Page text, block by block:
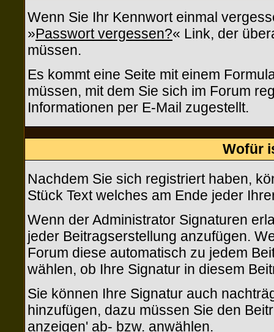
Wenn Sie Ihr Kennwort einmal
»Passwort vergessen?« Link, der
müssen.
Es kommt eine Seite mit einem
müssen, mit dem Sie sich im Forum
Informationen per E-Mail zugestellt.
Wofür
Nachdem Sie sich registriert haben,
Stück Text welches am Ende jeder
Wenn der Administrator Signaturen
jeder Beitragserstellung anzufügen.
Forum diese automatisch zu jedem
wählen, ob Ihre Signatur in diesem
Sie können Ihre Signatur auch
hinzufügen, dazu müssen Sie den
anzeigen' ab- bzw. anwählen.